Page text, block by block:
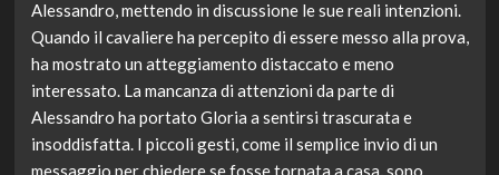
Alessandro, mettendo in discussione le sue reali intenzioni.
Quando il cavaliere ha percepito di essere messo alla prova,
ha mostrato un atteggiamento distaccato e meno
interessato. La mancanza di attenzioni da parte di
Alessandro ha portato Gloria a sentirsi trascurata e
insoddisfatta. I piccoli gesti, come il semplice invio di un
messaggio per chiedere se fosse tornata a casa, sono